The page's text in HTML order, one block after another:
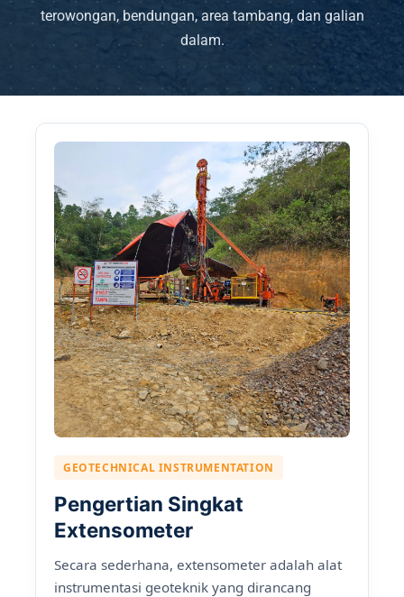
terowongan, bendungan, area tambang, dan galian
dalam.
GEOTECHNICAL INSTRUMENTATION
Pengertian Singkat
Extensometer
Secara sederhana, extensometer adalah alat
instrumentasi geoteknik yang dirancang